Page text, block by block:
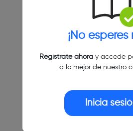
¡No esperes
Regístrate ahoray accede
a lo mejor de nuestro
Inicia